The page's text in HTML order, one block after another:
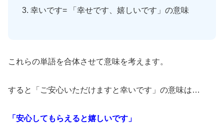
幸いです= 「幸せです、嬉しいです」の意味
これらの単語を合体させて意味を考えます。
すると「ご安心いただけますと幸いです」の意味は…
「安心してもらえると嬉しいです」